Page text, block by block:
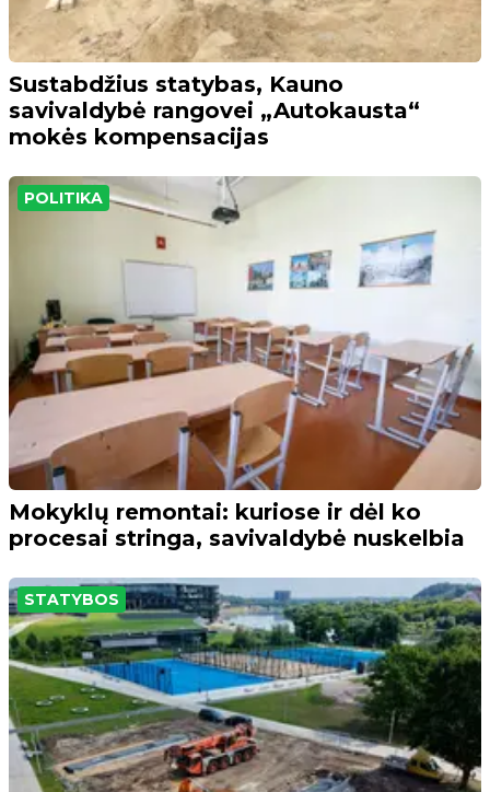
Sustabdžius statybas, Kauno
savivaldybė rangovei „Autokausta“
mokės kompensacijas
POLITIKA
Mokyklų remontai: kuriose ir dėl ko
procesai stringa, savivaldybė nuskelbia
STATYBOS